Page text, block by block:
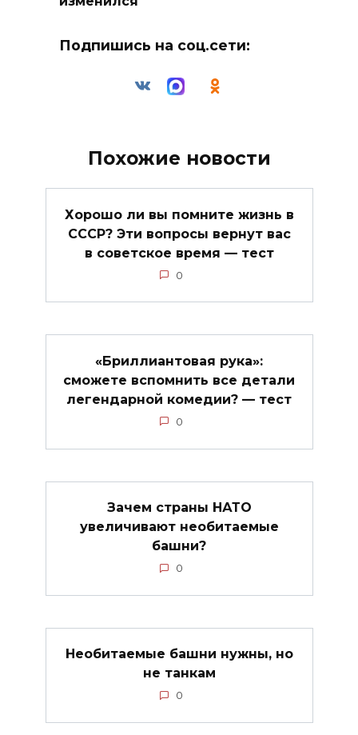
Подпишись на соц.сети:
Похожие новости
Хорошо ли вы помните жизнь в
СССР? Эти вопросы вернут вас
в советское время — тест
0
«Бриллиантовая рука»:
сможете вспомнить все детали
легендарной комедии? — тест
0
Зачем страны НАТО
увеличивают необитаемые
башни?
0
Необитаемые башни нужны, но
не танкам
0